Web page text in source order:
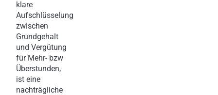
klare
Aufschlüsselung
zwischen
Grundgehalt
und Vergütung
für Mehr- bzw
Überstunden,
ist eine
nachträgliche